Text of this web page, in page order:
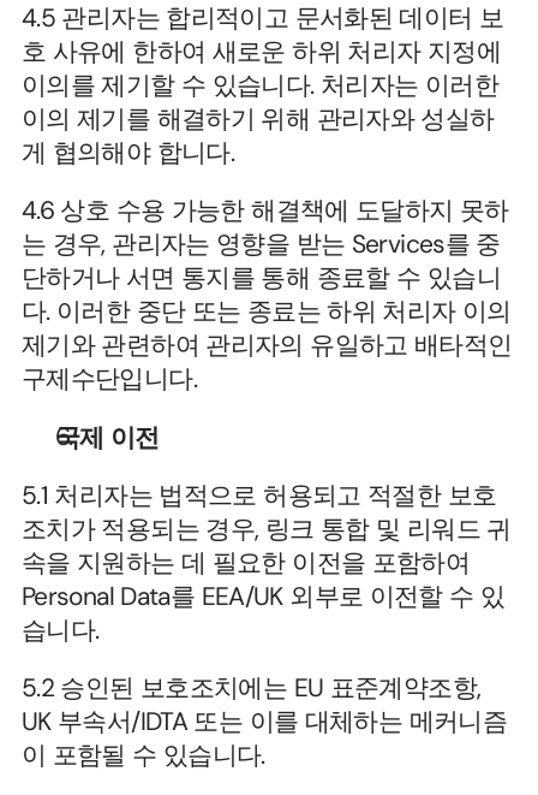
4.5 관리자는 합리적이고 문서화된 데이터 보
호 사유에 한하여 새로운 하위 처리자 지정에
이의를 제기할 수 있습니다. 처리자는 이러한
이의 제기를 해결하기 위해 관리자와 성실하
게 협의해야 합니다.
4.6 상호 수용 가능한 해결책에 도달하지 못하
는 경우, 관리자는 영향을 받는 Services를 중
단하거나 서면 통지를 통해 종료할 수 있습니
다. 이러한 중단 또는 종료는 하위 처리자 이의
제기와 관련하여 관리자의 유일하고 배타적인
구제수단입니다.
국제 이전
5.1 처리자는 법적으로 허용되고 적절한 보호
조치가 적용되는 경우, 링크 통합 및 리워드 귀
속을 지원하는 데 필요한 이전을 포함하여
Personal Data를 EEA/UK 외부로 이전할 수 있
습니다.
5.2 승인된 보호조치에는 EU 표준계약조항,
UK 부속서/IDTA 또는 이를 대체하는 메커니즘
이 포함될 수 있습니다.